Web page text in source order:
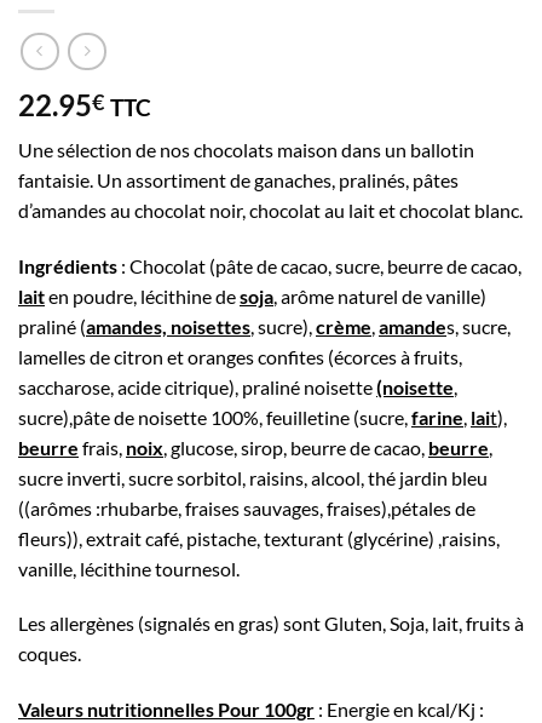
22.95€ TTC
Une sélection de nos chocolats maison dans un ballotin
fantaisie. Un assortiment de ganaches, pralinés, pâtes
d’amandes au chocolat noir, chocolat au lait et chocolat blanc.
Ingrédients : Chocolat (pâte de cacao, sucre, beurre de cacao,
laiten poudre, lécithine desoja , arôme naturel de vanille)
praliné (amandes, noisettes , sucre), crème amandes, sucre,
lamelles de citron et oranges confites (écorces à fruits,
saccharose, acide citrique), praliné noisette(noisette
sucre),pâte de noisette 100%, feuilletine (sucre, farine lait),
beurre frais, noix , glucose, sirop, beurre de cacao, beurre
sucre inverti, sucre sorbitol, raisins, alcool, thé jardin bleu
((arômes :rhubarbe, fraises sauvages, fraises),pétales de
fleurs)), extrait café, pistache, texturant (glycérine) ,raisins,
vanille, lécithine tournesol.
Les allergènes (signalés en gras) sont Gluten, Soja, lait, fruits à
coques.
Valeurs nutritionnelles Pour 100gr : Energie en kcal/Kj :